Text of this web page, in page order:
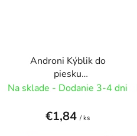
Androni Kýblik do
piesku
Medvedík+tiger 11cm
Na sklade - Dodanie 3-4 dni
€1,84 / ks